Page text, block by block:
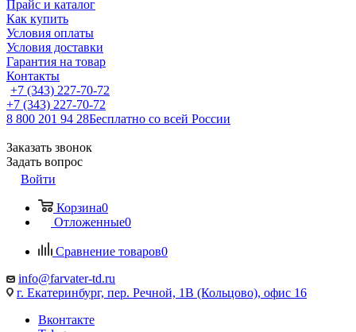
Прайс и каталог
Как купить
Условия оплаты
Условия доставки
Гарантия на товар
Контакты
+7 (343) 227-70-72
+7 (343) 227-70-72
8 800 201 94 28Бесплатно со всей России
Заказать звонок
Задать вопрос
Войти
Корзина0
Отложенные0
Сравнение товаров0
info@farvater-td.ru
г. Екатеринбург, пер. Речной, 1В (Кольцово), офис 16
Вконтакте